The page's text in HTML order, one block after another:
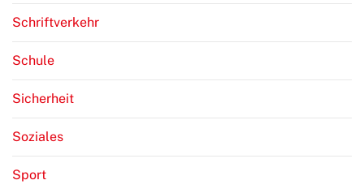
Schriftverkehr
Schule
Sicherheit
Soziales
Sport